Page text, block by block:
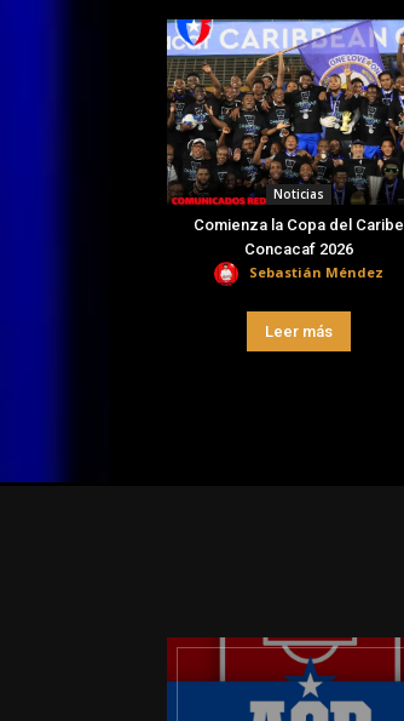
Noticias
Comienza la Copa del Caribe
Concacaf 2026
Sebastián Méndez
Leer más